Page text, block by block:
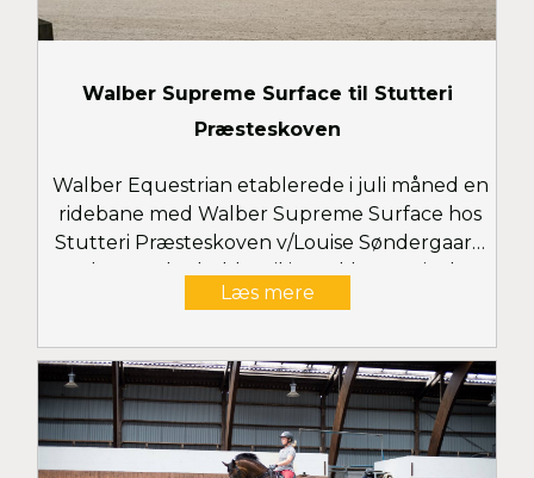
Walber Supreme Surface til Stutteri
Præsteskoven
Walber Equestrian etablerede i juli måned en
ridebane med Walber Supreme Surface hos
Stutteri Præsteskoven v/Louise Søndergaard
Andersen, der holder til i smukke omgivelser
ved Haderslev.Se billeder her..
Læs mere